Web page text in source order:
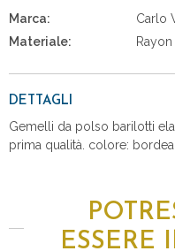
Marca:
Carlo
Materiale:
Rayon
DETTAGLI
Gemelli da polso barilotti
prima qualità. colore:
ESSERE